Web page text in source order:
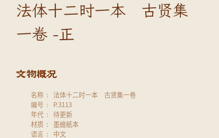
法体十二时一本 古贤集
一卷 -正
名称
法体十二时一本 古贤集一卷
编号
P.3113
年代
待更新
材质
墨繪紙本
语言
中文